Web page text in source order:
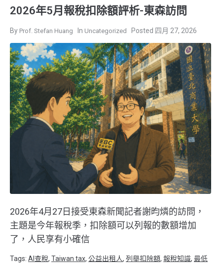
2026年5月報稅扣除額評析-東森訪問
Prof. Stefan Huang Uncategorized 四月 27, 2026
2026年4月27日接受東森新聞記者謝昀燐的訪問，
主題是今年報稅季，扣除額可以列報的數額增加
了，人民享有小確信
Tags: AI查稅, Taiwan tax, 公益出租人, 列舉扣除額, 報稅知識, 最低